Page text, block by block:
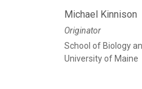
Michael Kinnison
Originator
School of Biology
University of Maine